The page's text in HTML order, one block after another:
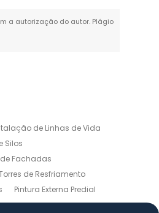
a autorização do autor. Plágio
de Linhas de Vida
Silos
Fachadas
de Resfriamento
Pintura Externa Predial
em Altura